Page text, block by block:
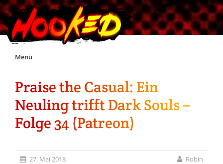
Skip
Menü
Unterstützt Hooked!
Exklusiv für Supporter*innen
Praise the Casual: Ein
Neuling trifft Dark Souls –
Folge 34 (Patreon)
27. Mai 2018 Robin